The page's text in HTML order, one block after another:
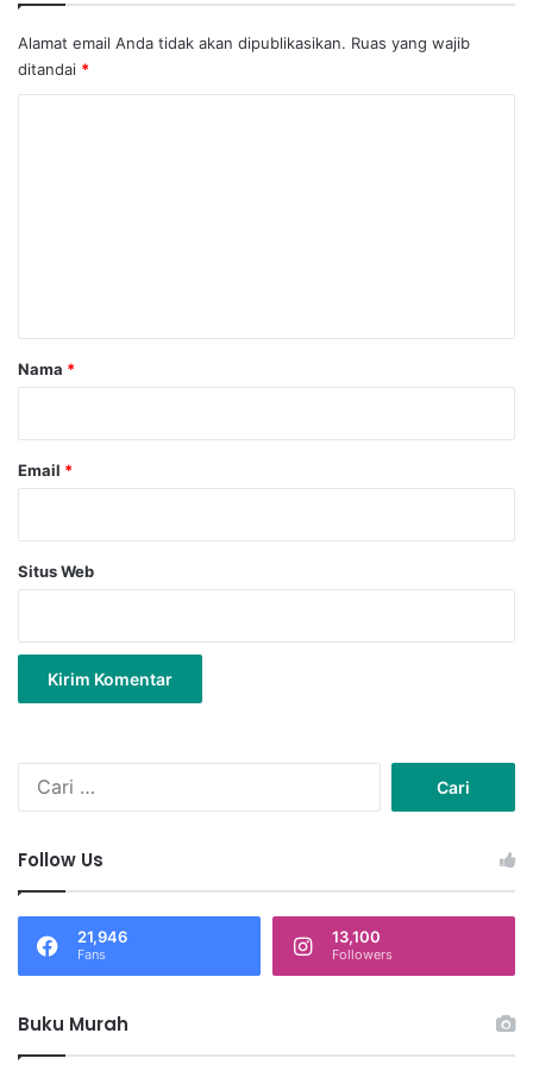
Alamat email Anda tidak akan dipublikasikan. Ruas yang wajib
ditandai *
rNama *
Email *
Situs Web
u
k
Follow Us
21,946
Fans
13,100
Followers
Buku Murah